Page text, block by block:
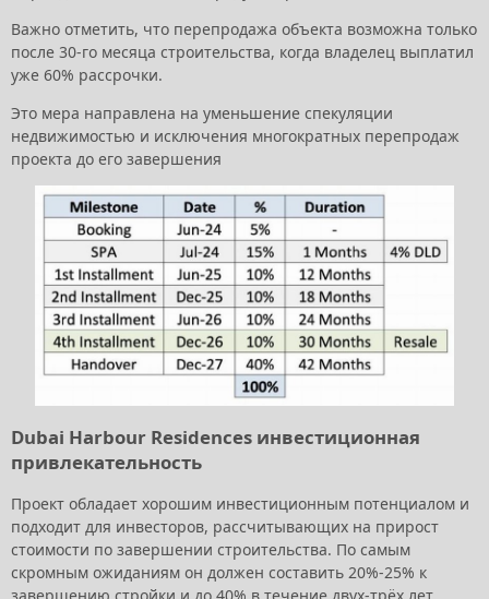
Важно отметить, что перепродажа объекта возможна только
после 30-го месяца строительства, когда владелец выплатил
уже 60% рассрочки.
Это мера направлена на уменьшение спекуляции
недвижимостью и исключения многократных перепродаж
проекта до его завершения
Dubai Harbour Residences инвестиционная
привлекательность
Проект обладает хорошим инвестиционным потенциалом и
подходит для инвесторов, рассчитывающих на прирост
стоимости по завершении строительства. По самым
скромным ожиданиям он должен составить 20%-25% к